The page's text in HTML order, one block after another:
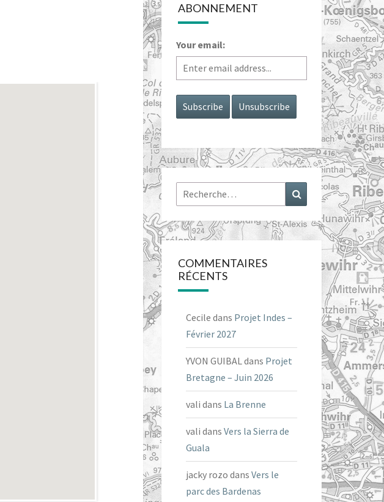
ABONNEMENT
Your email:
Rechercher : Recherche
COMMENTAIRES
RÉCENTS
Cecile dans Projet Indes –
Février 2027
YVON GUIBALdans Projet
Bretagne – Juin 2026
vali dans La Brenne
vali dans Vers la Sierra de
Guala
jacky rozo dans Vers le
parc des Bardenas